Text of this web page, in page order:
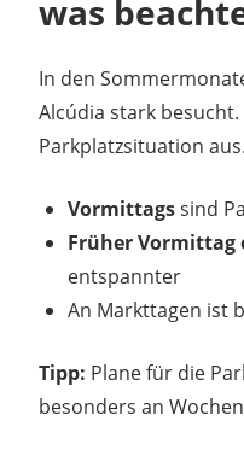
was
In den
Alcúdia stark
Parkplatzsituation aus.
Vormittagssind
Früher Vormittag
entspannter
An Markttagen ist
Tipp: Plane für die
besonders an